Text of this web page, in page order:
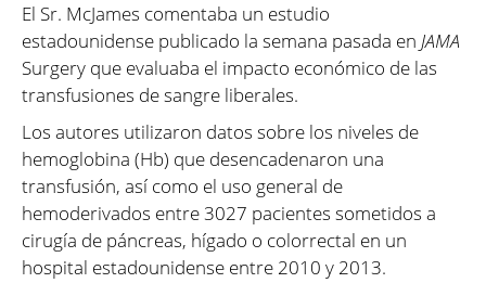
El Sr. McJames comentaba un estudio
estadounidense publicado la semana pasada en JAMA
Surgery que evaluaba el impacto económico de las
transfusiones de sangre liberales.
Los autores utilizaron datos sobre los niveles de
hemoglobina (Hb) que desencadenaron una
transfusión, así como el uso general de
hemoderivados entre 3027 pacientes sometidos a
cirugía de páncreas, hígado o colorrectal en un
hospital estadounidense entre 2010 y 2013.